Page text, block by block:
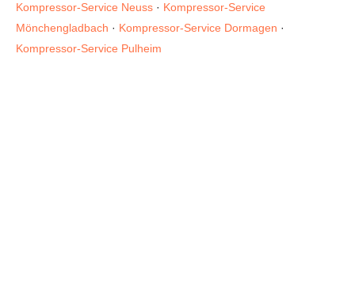
Kompressor-Service Neuss · Kompressor-Service
Mönchengladbach · Kompressor-Service Dormagen ·
Kompressor-Service Pulheim